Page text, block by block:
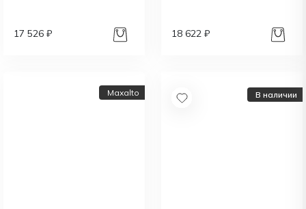
17 526 ₽ 18 622 ₽
Maxalto В наличии